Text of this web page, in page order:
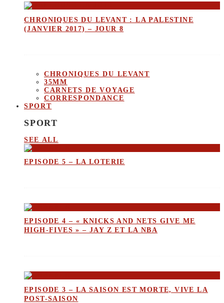
CHRONIQUES DU LEVANT : LA PALESTINE
(JANVIER 2017) – JOUR 8
CHRONIQUES DU LEVANT
35MM
CARNETS DE VOYAGE
CORRESPONDANCE
SPORT
SPORT
SEE ALL
EPISODE 5 – LA LOTERIE
EPISODE 4 – « KNICKS AND NETS GIVE ME
HIGH-FIVES » – JAY Z ET LA NBA
EPISODE 3 – LA SAISON EST MORTE, VIVE LA
POST-SAISON